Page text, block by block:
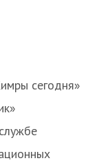
сегодня»